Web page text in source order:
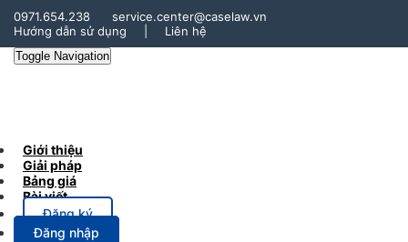
0971.654.238
service.center@caselaw.vn
Hướng dẫn sử dụng
Liên hệ
Toggle Navigation
Giới thiệu
Giải pháp
Bảng giá
Bài viết
Đăng ký
Đăng nhập